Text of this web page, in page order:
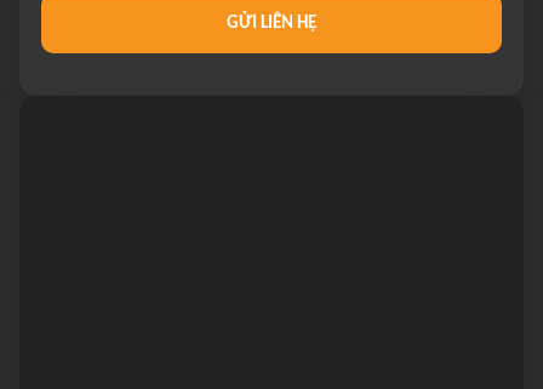
GỬI LIÊN HỆ